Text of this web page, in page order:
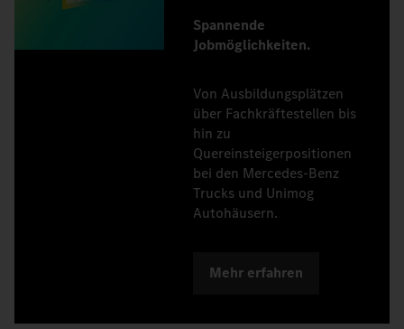
Spannende
Jobmöglichkeiten.
Von Ausbildungsplätzen
über Fachkräftestellen bis
hin zu
Quereinsteigerpositionen
bei den Mercedes‑Benz
Trucks und Unimog
Autohäusern.
Mehr erfahren